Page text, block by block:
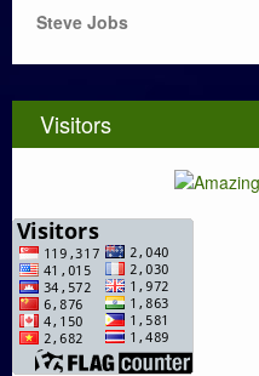
Steve Jobs
Visitors